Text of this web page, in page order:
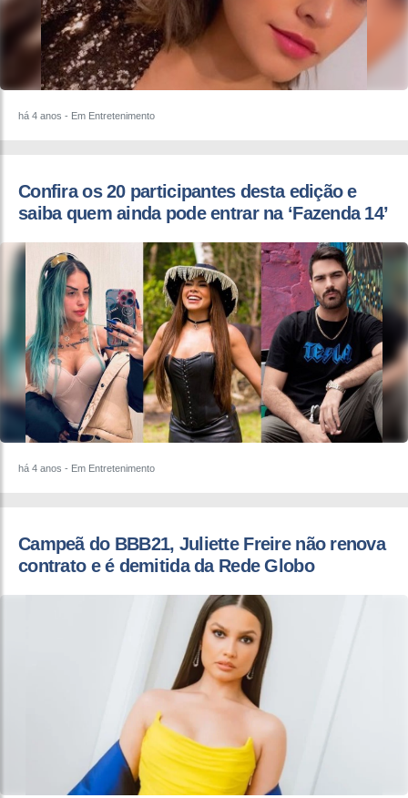
há 4 anos - Em Entretenimento
Confira os 20 participantes desta edição e
saiba quem ainda pode entrar na ‘Fazenda 14’
há 4 anos - Em Entretenimento
Campeã do BBB21, Juliette Freire não renova
contrato e é demitida da Rede Globo